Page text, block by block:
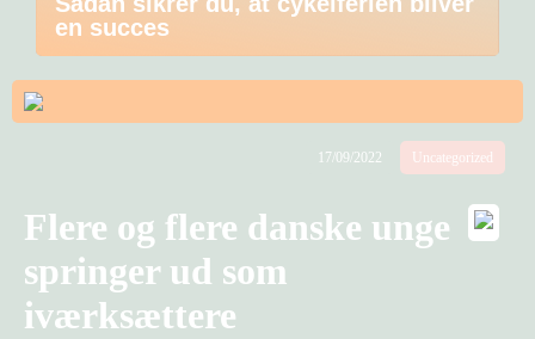
en succes
17/09/2022 Uncategorized
Flere og flere danske unge
springer ud som
iværksættere